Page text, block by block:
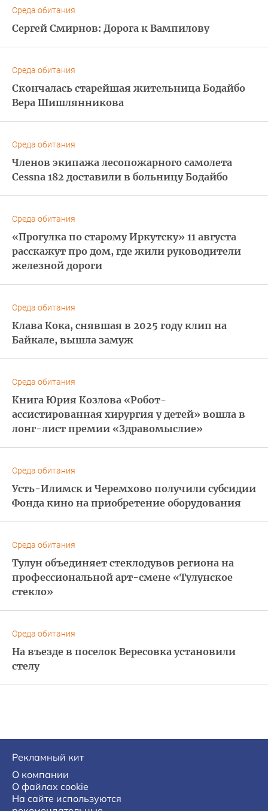
Среда обитания
Сергей Смирнов: Дорога к Вампилову
Среда обитания
Скончалась старейшая жительница Бодайбо
Вера Шишлянникова
Среда обитания
Членов экипажа лесопожарного самолета
Cessna 182 доставили в больницу Бодайбо
Среда обитания
«Прогулка по старому Иркутску» 11 августа
расскажут про дом, где жили руководители
железной дороги
Среда обитания
Клава Кока, снявшая в 2025 году клип на
Байкале, вышла замуж
Среда обитания
Книга Юрия Козлова «Робот-
ассистированная хирургия у детей» вошла в
лонг-лист премии «Здравомыслие»
Среда обитания
Усть-Илимск и Черемхово получили субсидии
Фонда кино на приобретение оборудования
Среда обитания
Тулун объединяет стеклодувов региона на
профессиональной арт-смене «Тулунское
стекло»
Среда обитания
На въезде в поселок Вересовка установили
стелу
Рекламный кит
О компании
О файлах cookie
На сайте используются